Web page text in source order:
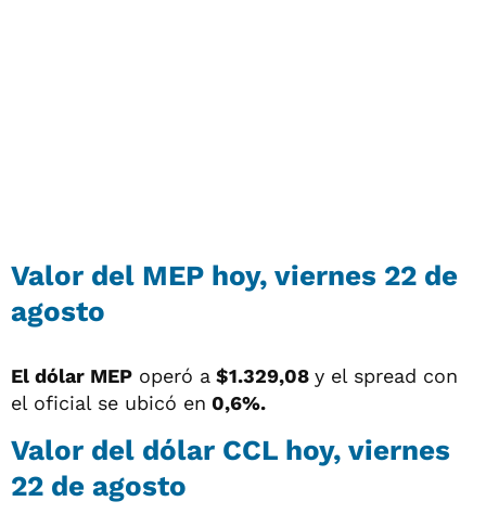
Valor del MEP hoy, viernes 22 de
agosto
El dólar MEP operó a $1.329,08 y el spread con
el oficial se ubicó en 0,6%.
Valor del dólar CCL hoy, viernes
22 de agosto